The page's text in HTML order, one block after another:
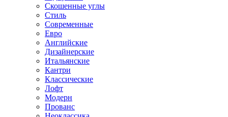
Скошенные углы
Стиль
Современные
Евро
Английские
Дизайнерские
Итальянские
Кантри
Классические
Лофт
Модерн
Прованс